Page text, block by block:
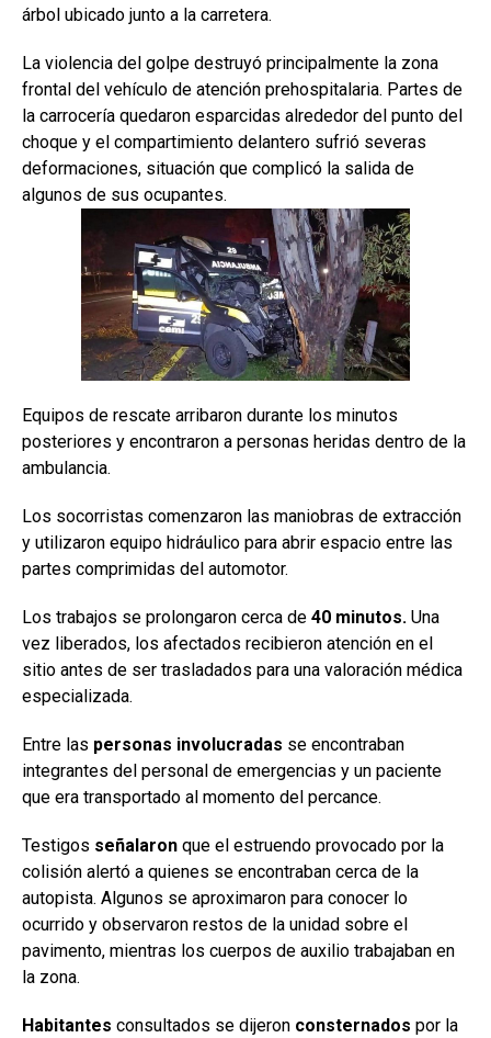
árbol ubicado junto a la carretera.
La violencia del golpe destruyó principalmente la zona
frontal del vehículo de atención prehospitalaria. Partes de
la carrocería quedaron esparcidas alrededor del punto del
choque y el compartimiento delantero sufrió severas
deformaciones, situación que complicó la salida de
algunos de sus ocupantes.
Equipos de rescate arribaron durante los minutos
posteriores y encontraron a personas heridas dentro de la
ambulancia.
Los socorristas comenzaron las maniobras de extracción
y utilizaron equipo hidráulico para abrir espacio entre las
partes comprimidas del automotor.
Los trabajos se prolongaron cerca de 40 minutos. Una
vez liberados, los afectados recibieron atención en el
sitio antes de ser trasladados para una valoración médica
especializada.
Entre las personas involucradas se encontraban
integrantes del personal de emergencias y un paciente
que era transportado al momento del percance.
Testigos señalaron que el estruendo provocado por la
colisión alertó a quienes se encontraban cerca de la
autopista. Algunos se aproximaron para conocer lo
ocurrido y observaron restos de la unidad sobre el
pavimento, mientras los cuerpos de auxilio trabajaban en
la zona.
Habitantes consultados se dijeron consternados por la